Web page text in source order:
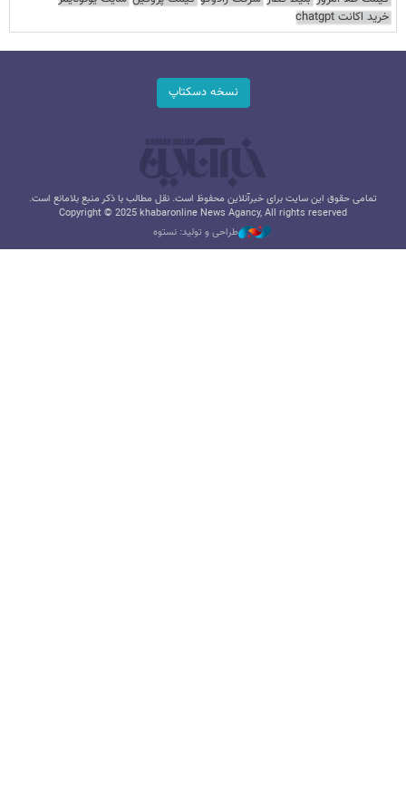
خرید اکانت chatgpt
نسخه دسکتاپ
تمامی حقوق این سایت برای خبرآنلاین محفوظ است. نقل مطالب با ذکر منبع بلامانع است.
Copyright © 2025 khabaronline News Agancy, All rights reserved
طراحی و تولید: نستوه